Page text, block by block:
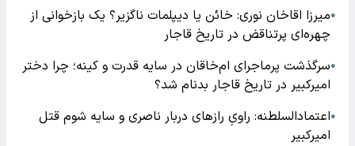
●میرزا اقاخان نوری: خائن یا دیپلمات ناگزیر؟ یک بازخوانی از
چهره‌ای پرتناقض در تاریخ قاجار
●سرگذشت پرماجرای ام‌خاقان در سایه قدرت و کینه؛ چرا دختر
امیرکبیر در تاریخ قاجار بدنام شد؟
●اعتمادالسلطنه: راویِ رازهای دربار ناصری و سایه‌ شوم قتل
امیرکبیر